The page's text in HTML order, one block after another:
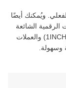
ويُمكنك أيضًا
الرقمية الشائعة
1INCH) والعملات